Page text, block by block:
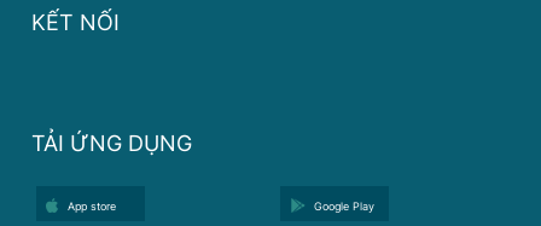
KẾT NỐI
TẢI ỨNG DỤNG
App store Google Play